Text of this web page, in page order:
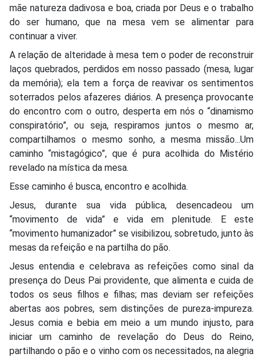
mãe natureza dadivosa e boa, criada por Deus e o trabalho
do ser humano, que na mesa vem se alimentar para
continuar a viver.
A relação de alteridade à mesa tem o poder de reconstruir
laços quebrados, perdidos em nosso passado (mesa, lugar
da memória); ela tem a força de reavivar os sentimentos
soterrados pelos afazeres diários. A presença provocante
do encontro com o outro, desperta em nós o “dinamismo
conspiratório”, ou seja, respiramos juntos o mesmo ar,
compartilhamos o mesmo sonho, a mesma missão...Um
caminho “mistagógico”, que é pura acolhida do Mistério
revelado na mística da mesa.
Esse caminho é busca, encontro e acolhida.
Jesus, durante sua vida pública, desencadeou um
“movimento de vida” e vida em plenitude. E este
“movimento humanizador” se visibilizou, sobretudo, junto às
mesas da refeição e na partilha do pão.
Jesus entendia e celebrava as refeições como sinal da
presença do Deus Pai providente, que alimenta e cuida de
todos os seus filhos e filhas; mas deviam ser refeições
abertas aos pobres, sem distinções de pureza-impureza.
Jesus comia e bebia em meio a um mundo injusto, para
iniciar um caminho de revelação do Deus do Reino,
partilhando o pão e o vinho com os necessitados, na alegria